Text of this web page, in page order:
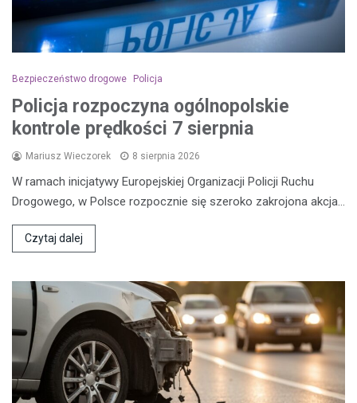
Bezpieczeństwo drogowe Policja
Policja rozpoczyna ogólnopolskie
kontrole prędkości 7 sierpnia
Mariusz Wieczorek 8 sierpnia 2026
W ramach inicjatywy Europejskiej Organizacji Policji Ruchu
Drogowego, w Polsce rozpocznie się szeroko zakrojona akcja…
Czytaj dalej